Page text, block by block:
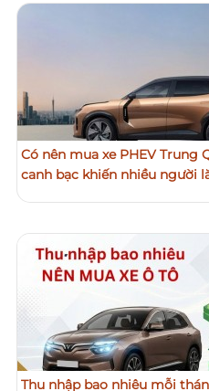
Có nên mua xe PHEV Trung
canh bạc khiến nhiều người
Thu nhập bao nhiêu mỗi